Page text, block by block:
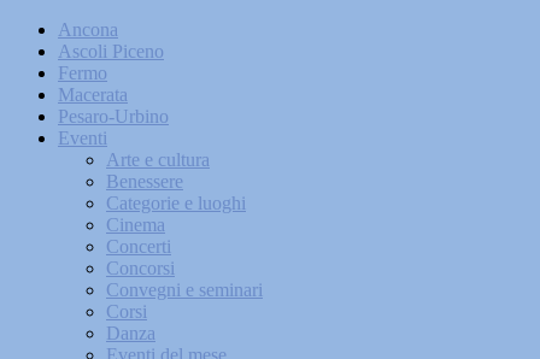
Ancona
Ascoli Piceno
Fermo
Macerata
Pesaro-Urbino
Eventi
Arte e cultura
Benessere
Categorie e luoghi
Cinema
Concerti
Concorsi
Convegni e seminari
Corsi
Danza
Eventi del mese